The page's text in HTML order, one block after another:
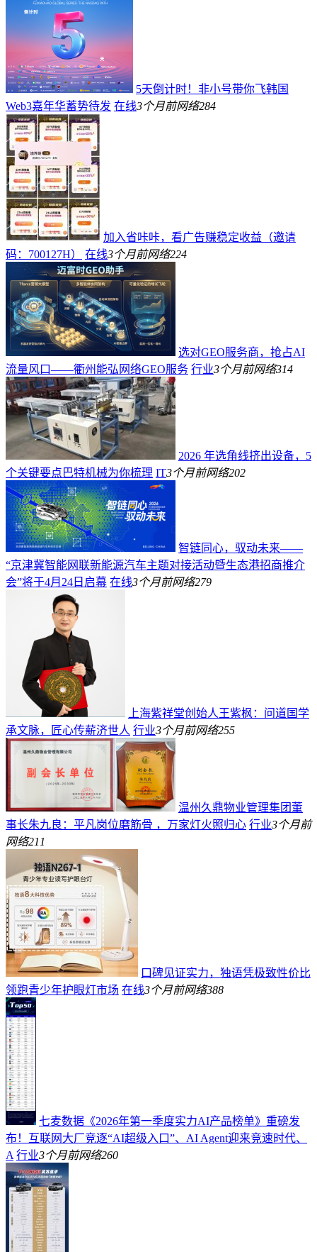
5天倒计时！非小号带你飞韩国
Web3嘉年华蓄势待发 在线3个月前网络284
加入省咔咔，看广告赚稳定收益（邀请
码：700127H）
在线3个月前网络224
选对GEO服务商，抢占AI
流量风口——衢州能弘网络GEO服务 行业3个月前网络314
2026 年选角线挤出设备，5
个关键要点巴特机械为你梳理 IT3个月前网络202
智链同心，驭动未来——
“京津冀智能网联新能源汽车主题对接活动暨生态港招商推介
会”将于4月24日启幕 在线3个月前网络279
上海紫祥堂创始人王紫枫：问道国学
承文脉，匠心传薪济世人 行业3个月前网络255
温州久鼎物业管理集团董
事长朱九良：​平凡岗位磨筋骨 ，万家灯火照归心 行业3个月前
网络211
口碑见证实力，独语凭极致性价比
领跑青少年护眼灯市场 在线3个月前网络388
七麦数据《2026年第一季度实力AI产品榜单》重磅发
布！互联网大厂竞逐“AI超级入口”、AI Agent迎来竞速时代、
A 行业3个月前网络260